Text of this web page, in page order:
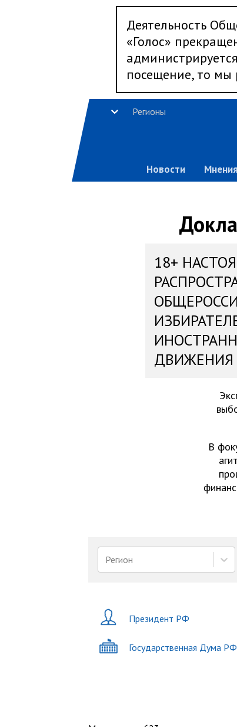
Деятельность
«Голос»
посещение, то мы
Регионы
Новости Мнения
18+
ДВИЖЕНИЯ
В
Регион
Президент РФ
Государственная Дума РФ